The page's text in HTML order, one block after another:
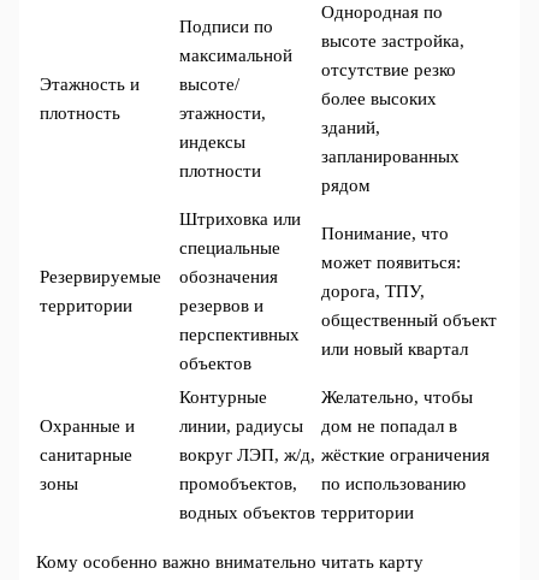
Этажность и
плотность
Подписи по
максимальной
высоте/
этажности,
индексы
плотности
Однородная по
высоте застройка,
отсутствие резко
более высоких
зданий,
запланированных
рядом
Резервируемые
территории
Штриховка или
специальные
обозначения
резервов и
перспективных
объектов
Понимание, что
может появиться:
дорога, ТПУ,
общественный объект
или новый квартал
Охранные и
санитарные
зоны
Контурные
линии, радиусы
вокруг ЛЭП, ж/д,
промобъектов,
водных объектов
Желательно, чтобы
дом не попадал в
жёсткие ограничения
по использованию
территории
Кому особенно важно внимательно читать карту